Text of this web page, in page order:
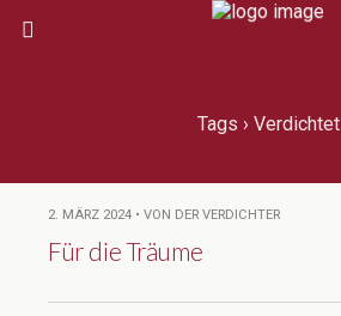
Tags › Verdichtet
2. MÄRZ 2024 • VON DER VERDICHTER
Für die Träume